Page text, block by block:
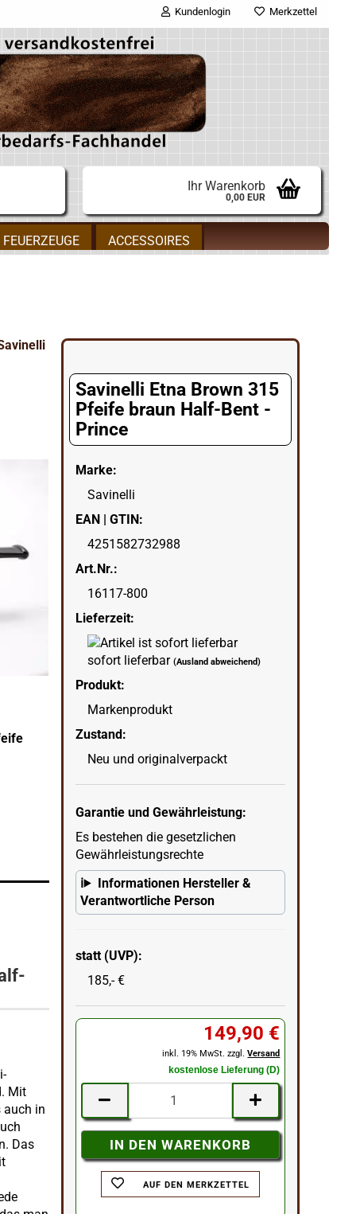
Kundenlogin
E-Mail
Passwort
Konto erstellen
Passwort vergessen?
Merkzettel
Ihr Warenkorb
0,00 EUR
FEUERZEUGE ACCESSOIRES
wenn in Ecke unten rechts = KI erstellter
Savinelli Etna Brown 315
Pfeife braun Half-Bent -
Prince
Marke:
Savinelli
EAN | GTIN:
4251582732988
Art.Nr.:
16117-800
Lieferzeit:
sofort lieferbar (Ausland abweichend)
Produkt:
Markenprodukt
Zustand:
Neu und originalverpackt
Garantie und Gewährleistung:
Es bestehen die gesetzlichen
Gewährleistungsrechte
Informationen Hersteller &
Verantwortliche Person
statt (UVP):
185,- €
149,90 €
inkl. 19% MwSt. zzgl.Versand
kostenlose Lieferung (D)
AUF DEN MERKZETTEL
Mit
auch in
Das